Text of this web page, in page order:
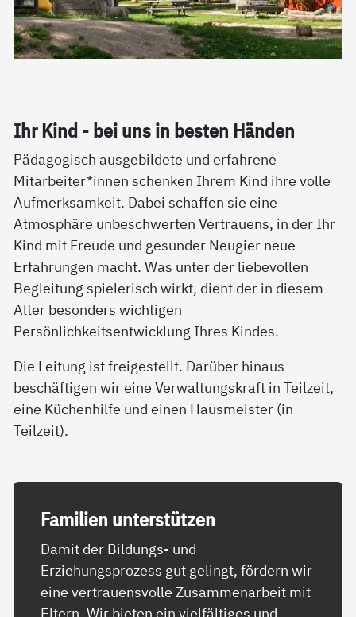
Ihr Kind - bei uns in bes­ten Hän­den
Pädagogisch ausgebildete und erfahrene
Mitarbeiter*innen schenken Ihrem Kind ihre volle
Aufmerksamkeit. Dabei schaffen sie eine
Atmosphäre unbeschwerten Vertrauens, in der Ihr
Kind mit Freude und gesunder Neugier neue
Erfahrungen macht. Was unter der liebevollen
Begleitung spielerisch wirkt, dient der in diesem
Alter besonders wichtigen
Persönlichkeitsentwicklung Ihres Kindes.
Die Leitung ist freigestellt. Darüber hinaus
beschäftigen wir eine Verwaltungskraft in Teilzeit,
eine Küchenhilfe und einen Hausmeister (in
Teilzeit).
Fa­mi­li­en un­ter­stüt­zen
Damit der Bildungs- und
Erziehungsprozess gut gelingt, fördern wir
eine vertrauensvolle Zusammenarbeit mit
Eltern. Wir bieten ein vielfältiges und